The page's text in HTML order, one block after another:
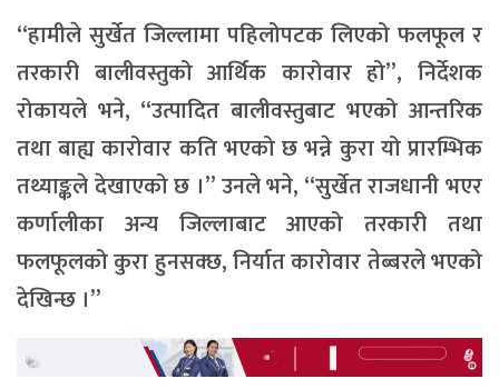
“हामीले सुर्खेत जिल्लामा पहिलोपटक लिएको फलफूल र
तरकारी बालीवस्तुको आर्थिक कारोवार हो”, निर्देशक
रोकायले भने, “उत्पादित बालीवस्तुबाट भएको आन्तरिक
तथा बाह्य कारोवार कति भएको छ भन्ने कुरा यो प्रारम्भिक
तथ्याङ्कले देखाएको छ ।” उनले भने, “सुर्खेत राजधानी भएर
कर्णालीका अन्य जिल्लाबाट आएको तरकारी तथा
फलफूलको कुरा हुनसक्छ, निर्यात कारोवार तेब्बरले भएको
देखिन्छ ।”